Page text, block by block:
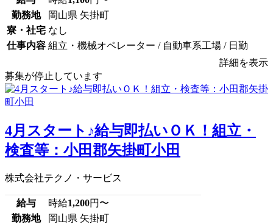
勤務地
岡山県 矢掛町
寮・社宅 なし
仕事内容 組立・機械オペレーター / 自動車系工場 / 日勤
詳細を表示
募集が停止しています
4月スタート♪給与即払いＯＫ！組立・
検査等：小田郡矢掛町小田
株式会社テクノ・サービス
給与 時給1,200円〜
勤務地
岡山県 矢掛町